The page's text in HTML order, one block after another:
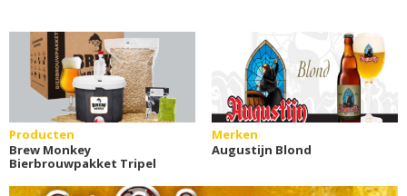
Producten
Brew Monkey
Bierbrouwpakket Tripel
Merken
Augustijn Blond